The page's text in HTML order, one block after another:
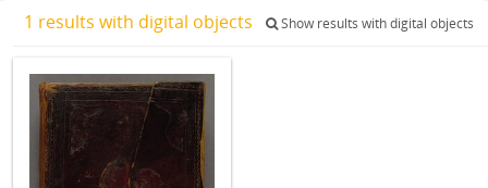
1 results with digital objects Show results with digital objects